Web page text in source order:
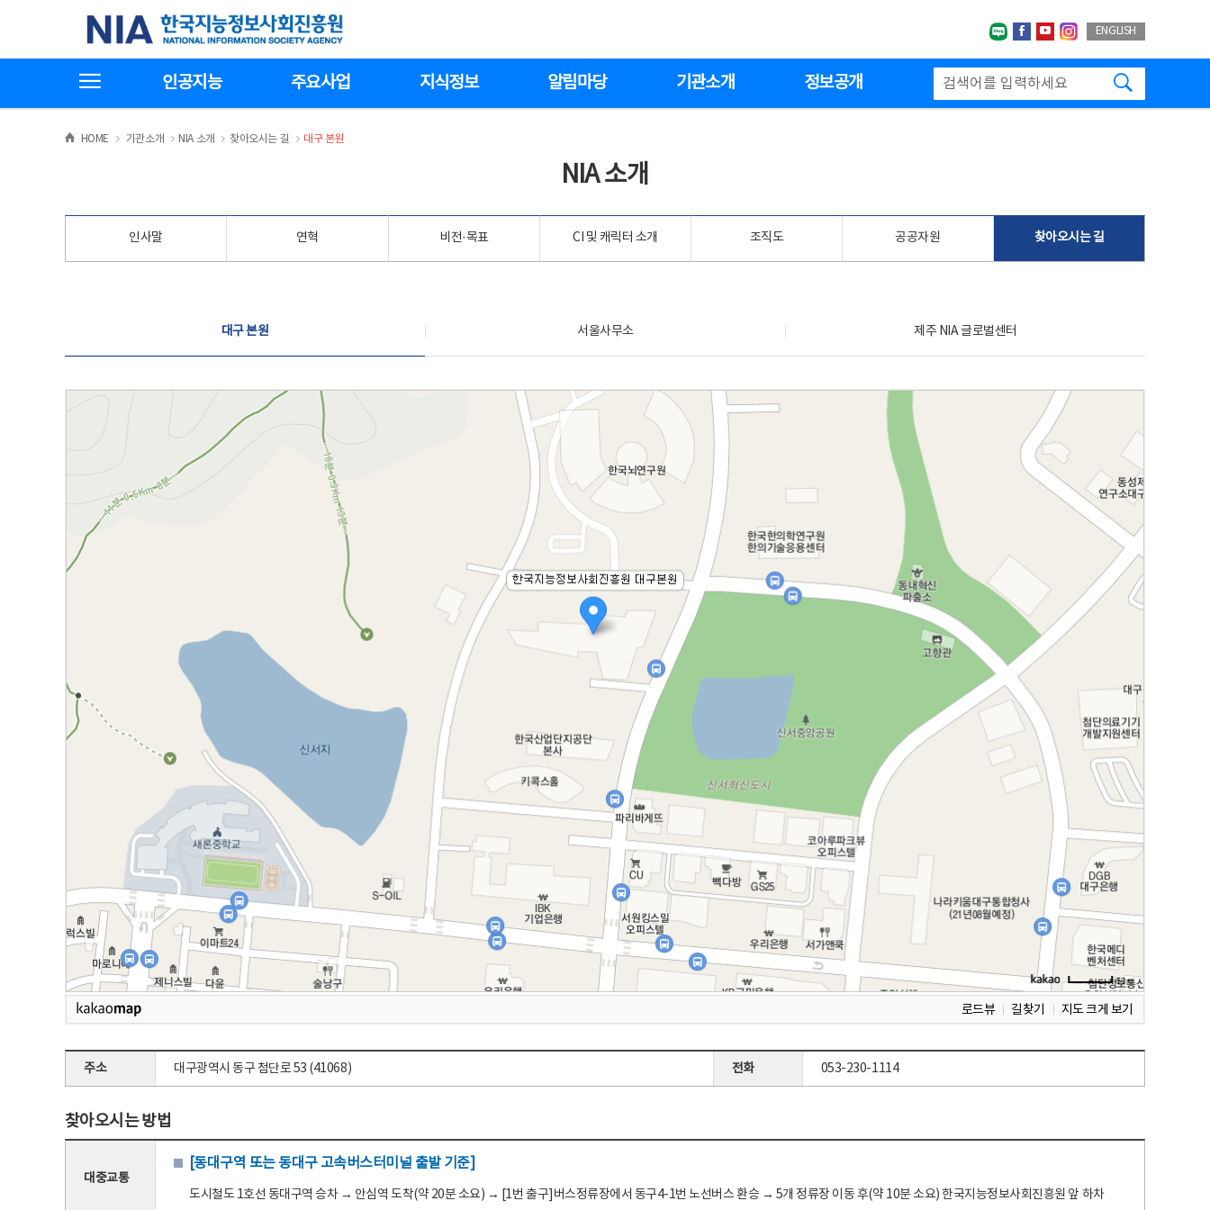
기
한국지능정보사회진흥원
네이버블로그
페이스북
유투브인스타그랩
ENGLISH
인공지능 주요사업 지식정보 알림마당 기관소개 정보공개
HOME >
기관소개 >NIA 소개 >
찾아오시는 길 >
대구 본원
NIA 소개
인사말 연혁 비전·목표 CI 및 캐릭터 소개 조직도 공공자원 찾아오시는 길
대구 본원 서울사무소 제주 NIA 글로벌센터
로드뷰 길찾기 지도 크게 보기
주소 대구광역시 동구 첨단로 53 (41068) 전화 053-230-1114
찾아오시는 방법
대중교통
[동대구역 또는 동대구 고속버스터미널 출발 기준]
도시철도 1호선 동대구역 승차 → 안심역 도착(약 20분 소요) → [1번 출구]버스정류장에서 동구4-1번 노선버스 환승 → 5개 정류장 이동 후(약 10분 소요) 한국지능정보사회진흥원 앞 하차